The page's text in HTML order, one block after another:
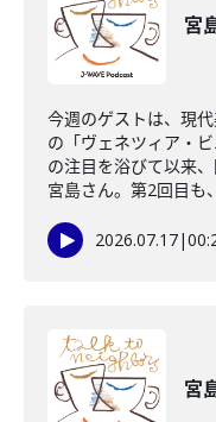
宮
今週のゲストは、現
の「ヴェネツィア・
の注目を浴びて以来
宮島さん。第2回目も
2026.07.17|
宮